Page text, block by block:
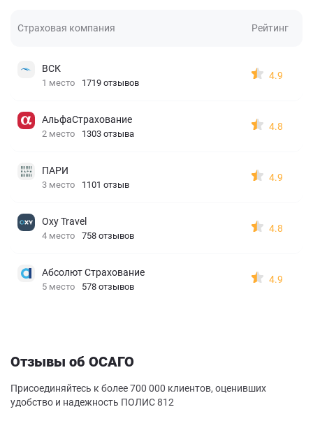
Страховая компания Рейтинг
ВСК
1 место 1719 отзывов
4.9
АльфаСтрахование
2 место 1303 отзыва
4.8
ПАРИ
3 место 1101 отзыв
4.9
Oxy Travel
4 место 758 отзывов
4.8
Абсолют Страхование
5 место 578 отзывов
4.9
Отзывы об ОСАГО
Присоединяйтесь к более 700 000 клиентов, оценивших
удобство и надежность ПОЛИС 812